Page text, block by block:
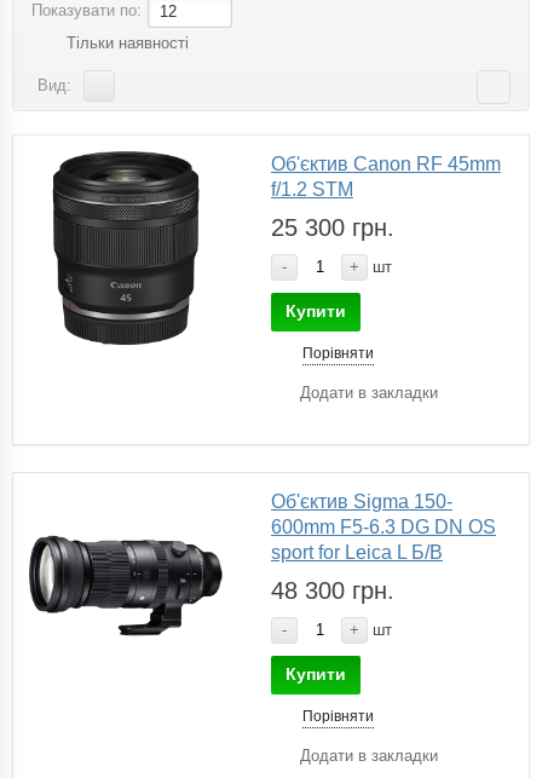
Показувати по:
12
Тільки наявності
Вид:
Об'єктив Canon RF 45mm
f/1.2 STM
25 300 грн.
- + шт
Купити
Порівняти
Додати в закладки
Об'єктив Sigma 150-
600mm F5-6.3 DG DN OS
sport for Leica L Б/В
48 300 грн.
- + шт
Купити
Порівняти
Додати в закладки